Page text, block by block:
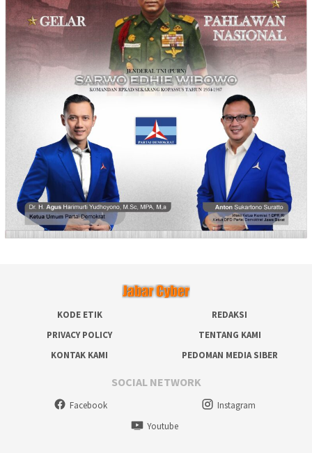
KODE ETIK
REDAKSI
PRIVACY POLICY
TENTANG KAMI
KONTAK KAMI
PEDOMAN MEDIA SIBER
SOCIAL NETWORK
Facebook
Instagram
Youtube